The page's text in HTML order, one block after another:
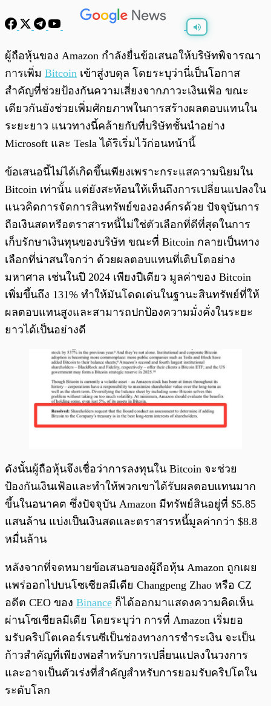
0:00 /
ผู้ถือหุ้นของ Amazon กำลังยื่นข้อเสนอให้บริษัทพิจารณา
การเพิ่ม Bitcoin เข้าสู่งบดุล โดยระบุว่านี่เป็นโอกาส
สำคัญที่ช่วยป้องกันความเสี่ยงจากภาวะเงินเฟ้อ ขณะ
เดียวกันยังช่วยเพิ่มศักยภาพในการสร้างผลตอบแทนใน
ระยะยาว แนวทางนี้คล้ายกับที่บริษัทชั้นนำอย่าง
Microsoft และ Tesla ได้ริเริ่มไว้ก่อนหน้านี้
ข้อเสนอนี้ไม่ได้เกิดขึ้นเพียงเพราะกระแสความนิยมใน
Bitcoin เท่านั้น แต่ยังสะท้อนให้เห็นถึงการเปลี่ยนแปลงใน
แนวคิดการจัดการสินทรัพย์ขององค์กรด้วย ปัจจุบันการ
ถือเงินสดหรือตราสารหนี้ไม่ใช่ตัวเลือกที่ดีที่สุดในการ
เก็บรักษาเงินทุนของบริษัท ขณะที่ Bitcoin กลายเป็นทาง
เลือกที่น่าสนใจกว่า ด้วยผลตอบแทนที่เติบโตอย่าง
มหาศาล เช่นในปี 2024 เพียงปีเดียว มูลค่าของ Bitcoin
เพิ่มขึ้นถึง 131% ทำให้มันโดดเด่นในฐานะสินทรัพย์ที่ให้
ผลตอบแทนสูงและสามารถปกป้องความมั่งคั่งในระยะ
ยาวได้เป็นอย่างดี
ดังนั้นผู้ถือหุ้นจึงเชื่อว่าการลงทุนใน Bitcoin จะช่วย
ป้องกันเงินเฟ้อและทำให้พวกเขาได้รับผลตอบแทนมาก
ขึ้นในอนาคต ซึ่งปัจจุบัน Amazon มีทรัพย์สินอยู่ที่ $5.85
แสนล้าน แบ่งเป็นเงินสดและตราสารหนี้มูลค่ากว่า $8.8
หมื่นล้าน
หลังจากที่จดหมายข้อเสนอของผู้ถือหุ้น Amazon ถูกเผย
แพร่ออกไปบนโซเซียลมีเดีย Changpeng Zhao หรือ CZ
อดีต CEO ของ Binance ก็ได้ออกมาแสดงความคิดเห็น
ผ่านโซเชียลมีเดีย โดยระบุว่า การที่ Amazon เริ่มยอ
มรับคริปโตเคอร์เรนซีเป็นช่องทางการชำระเงิน จะเป็น
ก้าวสำคัญที่เพียงพอสำหรับการเปลี่ยนแปลงในวงการ
และอาจเป็นตัวเร่งที่สำคัญสำหรับการยอมรับคริปโตใน
ระดับโลก